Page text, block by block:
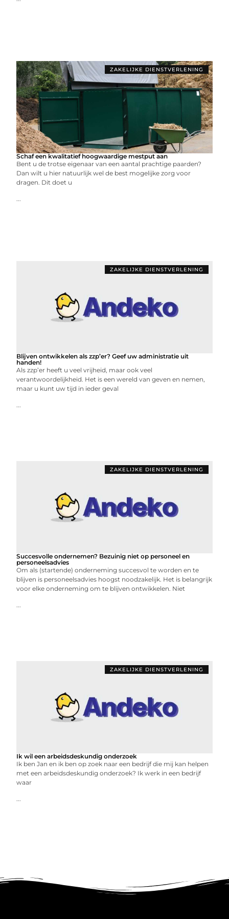
ZAKELIJKE DIENSTVERLENING
Schaf een kwalitatief hoogwaardige mestput aan
Bent u de trotse eigenaar van een aantal prachtige paarden?
Dan wilt u hier natuurlijk wel de best mogelijke zorg voor
dragen. Dit doet u
...
ZAKELIJKE DIENSTVERLENING
Blijven ontwikkelen als zzp’er? Geef uw administratie uit
handen!
Als zzp’er heeft u veel vrijheid, maar ook veel
verantwoordelijkheid. Het is een wereld van geven en nemen,
maar u kunt uw tijd in ieder geval
...
ZAKELIJKE DIENSTVERLENING
Succesvolle ondernemen? Bezuinig niet op personeel en
personeelsadvies
Om als (startende) onderneming succesvol te worden en te
blijven is personeelsadvies hoogst noodzakelijk. Het is belangrijk
voor elke onderneming om te blijven ontwikkelen. Niet
...
ZAKELIJKE DIENSTVERLENING
Ik wil een arbeidsdeskundig onderzoek
Ik ben Jan en ik ben op zoek naar een bedrijf die mij kan helpen
met een arbeidsdeskundig onderzoek? Ik werk in een bedrijf
waar
...